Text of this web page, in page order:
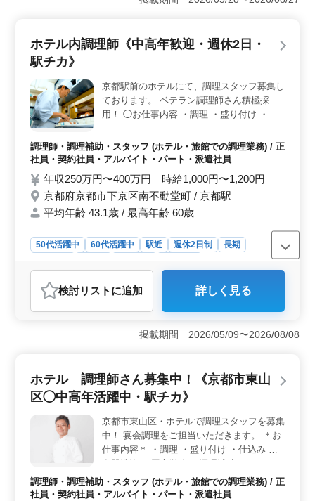
バランスを大切にしたい方に最適です。仕事とプライベ
事へのアクセスが容易です。 ＜ブランクOK＞ 50
代、60代の採用実績があり、年齢を問わず働ける環境が
ため、久しぶりに調理のお仕事への復帰を考えている方
でも安心してスタートできます。
ホテル内調理師《中高年歓迎・週休2日・
駅チカ》
京都駅前のホテルにて、調理スタッフ募集し
ております。 ベテラン調理師さん積極採
用！ ◯お仕事内容 ・調理 ・盛り付け ・仕
駅チカ ＊週休2日制 ＊社会保険完備 今まで
培ってきた経験を若手に教えていきません
おります！ まずはお気軽にお問い合わせく
ださい。
調理師・調理補助・スタッフ (ホテル・旅館での調理業務) / 正
社員・契約社員・アルバイト・パート・派遣社員
年収250万円〜400万円 時給1,000円〜1,200円
京都府京都市下京区南不動堂町 / 京都駅
平均年齢 43.1歳 / 最高年齢 60歳
50代活躍中 60代活躍中 駅近 週休2日制
長期
調理師・調理補助・スタッフ
おすすめポイント
＜キャリア活用＞ 中高年活躍中のホテルで調理経験者
募集。長年の調理経験を持つ方にとっておすすめです。
経験を活かし、若手への知識伝承も可能です。 ＜働
で通勤の利便性も高いです。 ＜福利厚生＞ 社会保
険完備は、長期で安定して働きたい方にとって重要なポ
検討リスト に追加 詳しく見る
掲載期間 2026/05/09〜2026/08/08
ホテル 調理師さん募集中！《京都市東山
区◯中高年活躍中・駅チカ》
京都市東山区・ホテルで調理スタッフを募集
中！ 宴会調理をご担当いただきます。 ＊お
仕事内容＊ ・調理 ・盛り付け ・仕込み ・
＊ ・駅チカ ・勤務時間応相談 ・社会保険完
備 ・交通費実費支給 ベテランの経験を活か
調理師・調理補助・スタッフ (ホテル・旅館での調理業務) / 正
社員・契約社員・アルバイト・パート・派遣社員